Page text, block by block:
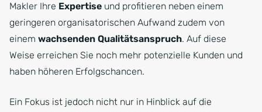
Makler Ihre Expertise und profitieren neben einem
geringeren organisatorischen Aufwand zudem von
einem wachsenden Qualitätsanspruch. Auf diese
Weise erreichen Sie noch mehr potenzielle Kunden und
haben höheren Erfolgschancen.
Ein Fokus ist jedoch nicht nur in Hinblick auf die